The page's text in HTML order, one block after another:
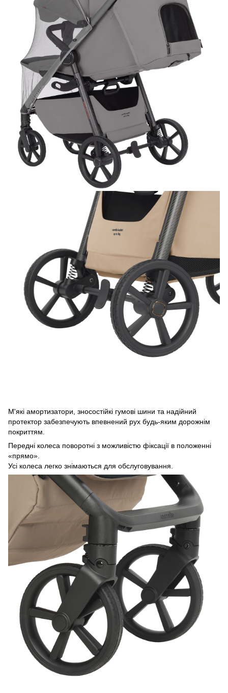
М'які амортизатори, зносостійкі гумові шини та надійний
протектор забезпечують впевнений рух будь-яким дорожнім
покриттям.
Передні колеса поворотні з можливістю фіксації в положенні
«прямо».
Усі колеса легко знімаються для обслуговування.